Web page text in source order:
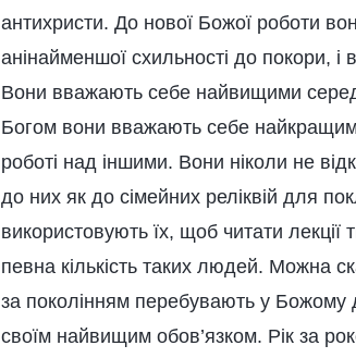
антихристи. До нової Божої роботи
анінайменшої схильності до покори,
Вони вважають себе найвищими
Богом вони вважають себе
роботі над іншими. Вони ніколи не
до них як до сімейних реліквій для
використовують їх, щоб читати
певна кількість таких людей. Можна
за поколінням перебувають у
своїм найвищим обов’язком. Рік за